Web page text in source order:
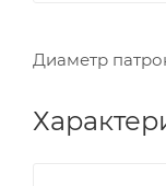
Диаметр